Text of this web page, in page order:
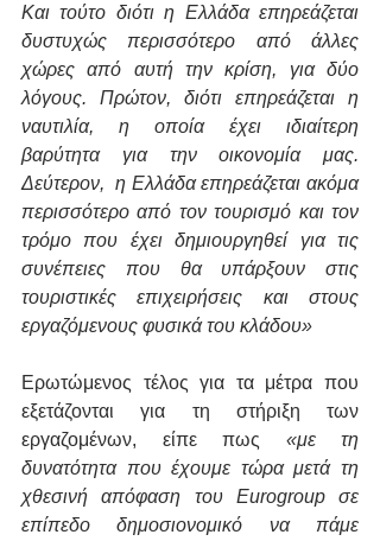
Και τούτο διότι η Ελλάδα επηρεάζεται
δυστυχώς περισσότερο από άλλες
χώρες από αυτή την κρίση, για δύο
λόγους. Πρώτον, διότι επηρεάζεται η
ναυτιλία, η οποία έχει ιδιαίτερη
βαρύτητα για την οικονομία μας.
Δεύτερον,  η Ελλάδα επηρεάζεται ακόμα
περισσότερο από τον τουρισμό και τον
τρόμο που έχει δημιουργηθεί για τις
συνέπειες που θα υπάρξουν στις
τουριστικές επιχειρήσεις και στους
εργαζόμενους φυσικά του κλάδου»
Ερωτώμενος τέλος για τα μέτρα που
εξετάζονται για τη στήριξη των
εργαζομένων, είπε πως «με τη
δυνατότητα που έχουμε τώρα μετά τη
χθεσινή απόφαση του Eurogroup σε
επίπεδο δημοσιονομικό να πάμε